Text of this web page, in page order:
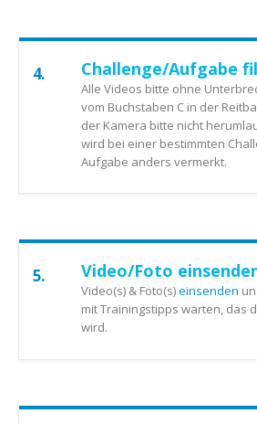
4. Challenge/Aufgabe
Alle Videos bitte ohne
vom Buchstaben C in der
der Kamera bitte nicht
wird bei einer bestimmten
Aufgabe anders vermerkt.
5. Video/Foto
Video(s) & Foto(s)einsenden
mit Trainingstipps warten, das
wird.